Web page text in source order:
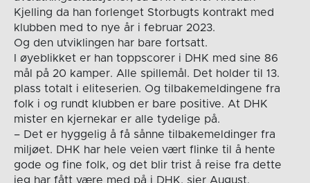
Kjelling da han forlenget Storbugts kontrakt med
klubben med to nye år i februar 2023.
Og den utviklingen har bare fortsatt.
I øyeblikket er han toppscorer i DHK med sine 86
mål på 20 kamper. Alle spillemål. Det holder til 13.
plass totalt i eliteserien. Og tilbakemeldingene fra
folk i og rundt klubben er bare positive. At DHK
mister en kjernekar er alle tydelige på.
– Det er hyggelig å få sånne tilbakemeldinger fra
miljøet. DHK har hele veien vært flinke til å hente
gode og fine folk, og det blir trist å reise fra dette
jeg har fått være med på i DHK, sier August.